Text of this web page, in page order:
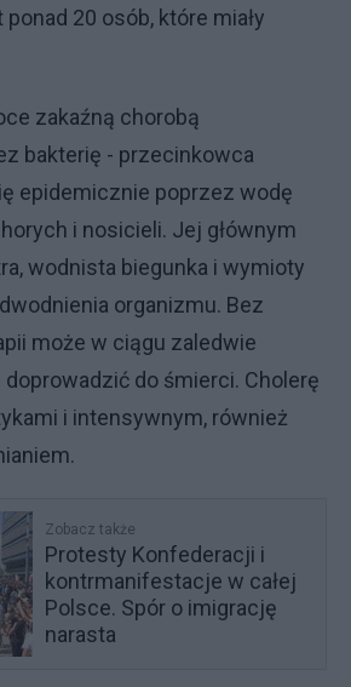
20 osób, które miały
zakaźną chorobą
bakterię - przecinkowca
epidemicznie poprzez wodę
i nosicieli. Jej głównym
wodnista biegunka i wymioty
organizmu. Bez
może w ciągu zaledwie
do śmierci. Cholerę
i intensywnym, również
Zobacz także
Protesty Konfederacji i
kontrmanifestacje w całej
Polsce. Spór o imigrację
narasta